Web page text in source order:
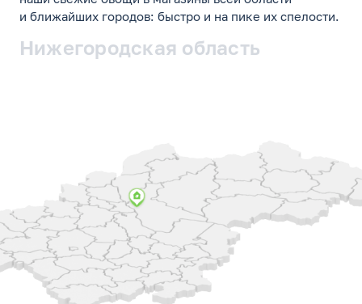
и ближайших городов: быстро и на пике их спелости.
Нижегородская область